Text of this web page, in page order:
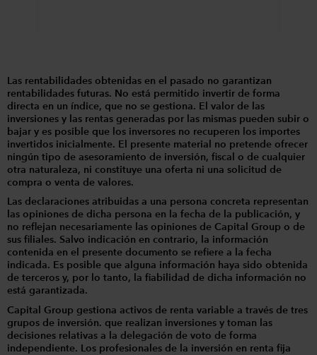
Las rentabilidades obtenidas en el pasado no garantizan
rentabilidades futuras. No está permitido invertir de forma
directa en un índice, que no se gestiona. El valor de las
inversiones y las rentas generadas por las mismas pueden subir o
bajar y es posible que los inversores no recuperen los importes
invertidos inicialmente. El presente material no pretende ofrecer
ningún tipo de asesoramiento de inversión, fiscal o de cualquier
otra naturaleza, ni constituye una oferta ni una solicitud de
compra o venta de valores.
Las declaraciones atribuidas a una persona concreta representan
las opiniones de dicha persona en la fecha de la publicación, y
no reflejan necesariamente las opiniones de Capital Group o de
sus filiales. Salvo indicación en contrario, la información
contenida en el presente documento se refiere a la fecha
indicada. Es posible que alguna información haya sido obtenida
de terceros y, por lo tanto, la fiabilidad de dicha información no
está garantizada.
Capital Group gestiona activos de renta variable a través de tres
grupos de inversión. que realizan inversiones y toman las
decisiones relativas a la delegación de voto de forma
independiente. Los profesionales de la inversión en renta fija